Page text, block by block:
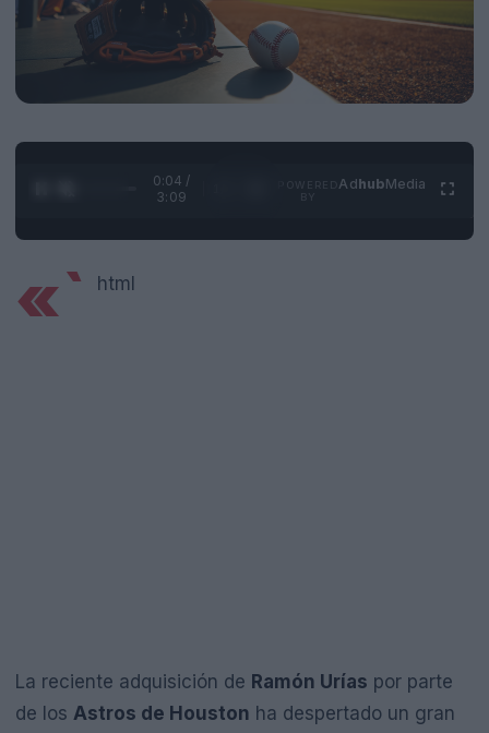
0:05 /
3:09
AdhubMedia
«` html
La reciente adquisición de Ramón Urías por parte
de los Astros de Houston ha despertado un gran